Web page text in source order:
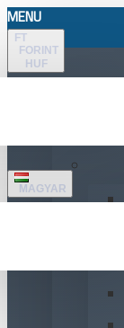
MENU
FT
FORINT
HUF
MAGYAR